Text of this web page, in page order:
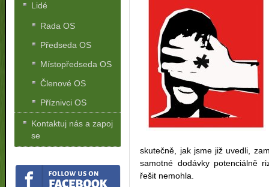
skutečně, jak jsme již uvedli,
samotné dodávky potenciálně
řešit nemohla.
Lidé
Rada OS
Předseda OS
Místopředseda OS
Členové OS
Příznivci OS
Kontaktuj nás a zapoj
se